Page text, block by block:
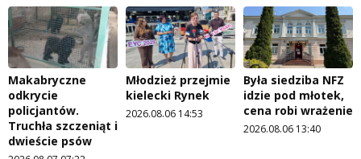
Makabryczne
odkrycie
policjantów.
Truchła szczeniąt i
dwieście psów
Młodzież przejmie
kielecki Rynek
2026.08.06 14:53
Była siedziba NFZ
idzie pod młotek,
cena robi wrażenie
2026.08.06 13:40